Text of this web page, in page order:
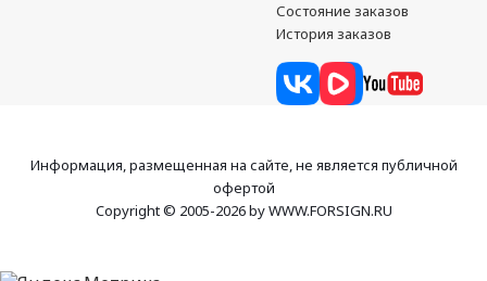
Состояние заказов
История заказов
Информация, размещенная на сайте, не является публичной
офертой
Copyright © 2005-2026 by WWW.FORSIGN.RU